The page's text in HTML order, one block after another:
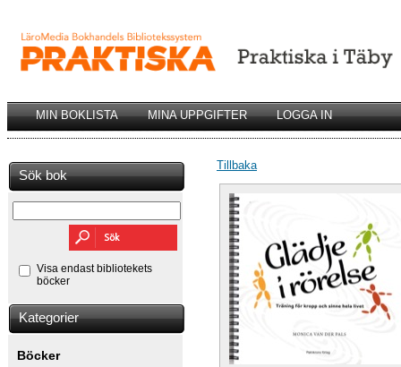
MIN BOKLISTA MINA UPPGIFTER LOGGA IN
Sök bok
Visa endast bibliotekets
böcker
Kategorier
Böcker
Tillbaka